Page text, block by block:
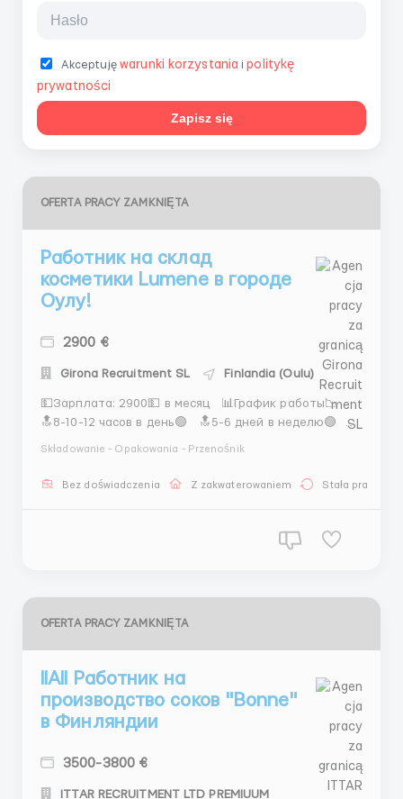
Akceptujęwarunki korzystania ipolitykę
prywatności
Zapisz się
OFERTA PRACY ZAMKNIĘTA
Работник на склад
косметики Lumene в городе
Оулу!
2900 €
Girona Recruitment SL Finlandia (Oulu)
💵Зарплата: 2900💵 в месяц 📊График работы📉
🔝8-10-12 часов в день🟢 🔝5-6 дней в неделю🟢
Поддержание чистоты на рабочем месте📈 ‼️
Składowanie - Opakowania - Przenośnik
Bez doświadczenia Z zakwaterowaniem Stała praca
OFERTA PRACY ZAMKNIĘTA
IIAII Работник на
производство соков "Bonne"
в Финляндии
3500-3800 €
ITTAR RECRUITMENT LTD PREMIUUM